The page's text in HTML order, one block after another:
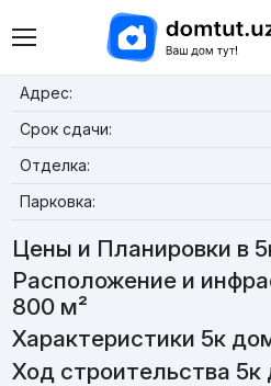
Адрес:
Срок сдачи:
Отделка:
Парковка:
Цены и Планировки в
Расположение и
800 м²
Характеристики 5к
Ход строительства